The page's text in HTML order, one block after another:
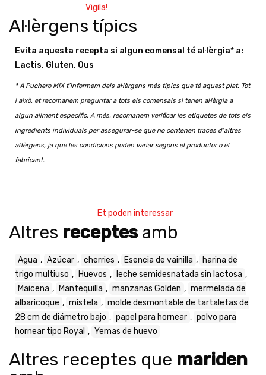
Vigila!
Al·lèrgens típics
Evita aquesta recepta si algun comensal té al·lèrgia* a:
Lactis, Gluten, Ous
* A Puchero MIX t’informem dels al·lèrgens més típics que té aquest plat. Tot
i això, et recomanem preguntar a tots els comensals si tenen al·lèrgia a
algun aliment específic. A més, recomanem verificar les etiquetes de tots els
ingredients individuals per assegurar-se que no contenen traces d’altres
al·lèrgens, ja que les condicions poden variar segons el productor o el
fabricant.
Et poden interessar
Altres receptesamb
Agua , Azúcar , cherries , Esencia de vainilla , harina de
trigo multiuso , Huevos , leche semidesnatada sin lactosa ,
Maicena , Mantequilla , manzanas Golden , mermelada de
albaricoque , mistela , molde desmontable de tartaletas de
28 cm de diámetro bajo , papel para hornear , polvo para
hornear tipo Royal , Yemas de huevo
Altres receptes que mariden